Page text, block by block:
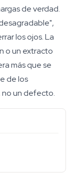
de verdad.
los ojos. La
o un extracto
más que se
de los
no un defecto.